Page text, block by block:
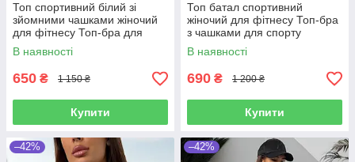
Топ спортивний білий зі
зйомними чашками жіночий
для фітнесу Топ-бра для
спорту тренувань бігу
В наявності
650 ₴ 1 150 ₴
Купити
Топ батал спортивний
жіночий для фітнесу Топ-бра
з чашками для спорту
тренувань чорний з
відкритою спиною XL-3XL
В наявності
690 ₴ 1 200 ₴
Купити
–42% –42%